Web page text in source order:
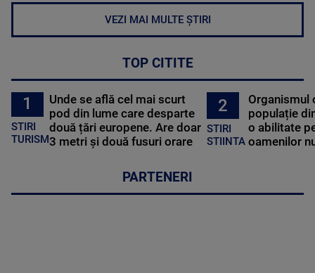
VEZI MAI MULTE ȘTIRI
TOP CITITE
1
STIRI
TURISM
Unde se află cel mai scurt
pod din lume care desparte
două țări europene. Are doar
3 metri și două fusuri orare
2
STIRI
STIINTA
Organismul
populație
o abilitate
oamenilor
PARTENERI